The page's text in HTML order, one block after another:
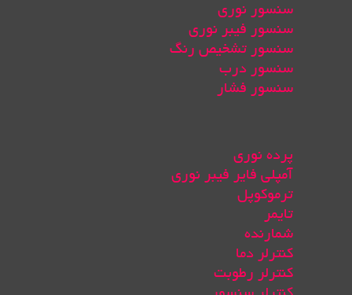
سنسور نوری
سنسور فیبر نوری
سنسور تشخیص رنگ
سنسور درب
سنسور فشار
پرده نوری
آمپلی فایر فیبر نوری
ترموکوپل
تایمر
شمارنده
کنترلر دما
کنترلر رطوبت